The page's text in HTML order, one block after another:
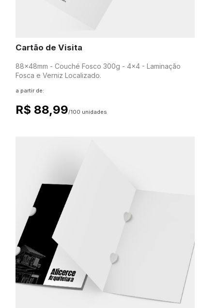
Cartão de Visita
88x48mm - Couché Fosco 300g - 4x4 - Laminação
Fosca e Verniz Localizado.
a partir de:
R$ 88,99/100 unidades